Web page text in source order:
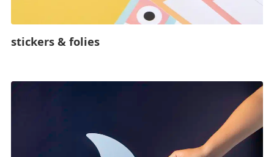
stickers & folies